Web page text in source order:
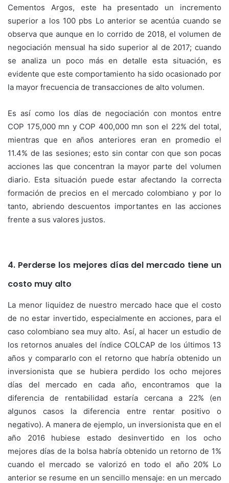
Cementos Argos, este ha presentado un incremento
superior a los 100 pbs Lo anterior se acentúa cuando se
observa que aunque en lo corrido de 2018, el volumen de
negociación mensual ha sido superior al de 2017; cuando
se analiza un poco más en detalle esta situación, es
evidente que este comportamiento ha sido ocasionado por
la mayor frecuencia de transacciones de alto volumen.
Es así como los días de negociación con montos entre
COP 175,000 mn y COP 400,000 mn son el 22% del total,
mientras que en años anteriores eran en promedio el
11.4% de las sesiones; esto sin contar con que son pocas
acciones las que concentran la mayor parte del volumen
diario. Esta situación puede estar afectando la correcta
formación de precios en el mercado colombiano y por lo
tanto, abriendo descuentos importantes en las acciones
frente a sus valores justos.
4. Perderse los mejores días del mercado tiene un
costo muy alto
La menor liquidez de nuestro mercado hace que el costo
de no estar invertido, especialmente en acciones, para el
caso colombiano sea muy alto. Así, al hacer un estudio de
los retornos anuales del índice COLCAP de los últimos 13
años y compararlo con el retorno que habría obtenido un
inversionista que se hubiera perdido los ocho mejores
días del mercado en cada año, encontramos que la
diferencia de rentabilidad estaría cercana a 22% (en
algunos casos la diferencia entre rentar positivo o
negativo). A manera de ejemplo, un inversionista que en el
año 2016 hubiese estado desinvertido en los ocho
mejores días de la bolsa habría obtenido un retorno de 1%
cuando el mercado se valorizó en todo el año 20% Lo
anterior se resume en un sencillo mensaje: en un mercado